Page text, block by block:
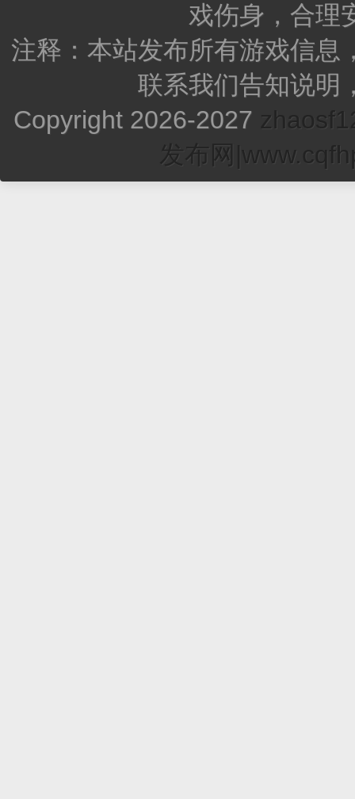
戏伤身，合理
注释：本站发布所有游戏信息
联系我们告知说明
Copyright 2026-2027
发布网